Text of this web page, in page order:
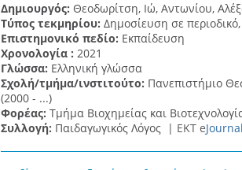
Δημιουργός: Θεοδωρίτση, Ιώ, Αντωνίου,
Τύπος τεκμηρίου: Δημοσίευση σε
Επιστημονικό πεδίο: Εκπαίδευση
Χρονολογία : 2021
Γλώσσα: Ελληνική γλώσσα
Σχολή/τμήμα/ινστιτούτο: Πανεπιστήμιο
(2000 - ...)
Φορέας: Τμήμα Βιοχημείας και
Συλλογή: Παιδαγωγικός Λόγος | ΕΚΤ e